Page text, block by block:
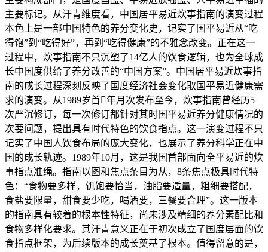
主要标记。从汗青维度看，中国居平易近炊事指南的演变过程
本色上是一部中国特色的养分变化史，记实了国平易近从“吃
得饱”到“吃得好”，再到“吃得健康”的不雅念改变。正在这一
过程中，炊事指南不只沉塑了14亿人的饮食逻辑，也为全球成
长中国度供给了养分改善的“中国方案”。中国居平易近炊事指
南的成长过程深刻反映了国度经济社会变化取国平易近健康需
求的演变。从1989岁首年月次发布至今，炊事指南曾经历5
次严沉修订，每一次修订都针对其时国平易近养分健康情况的
次要问题，提出具有时代特色的饮食指点。这一演变过程不只
记实了中国人饮食布局的庞大变化，也展示了养分科学正在中
国的成长轨迹。1989年10月，这是我国首部面向全平易近的炊
事指点准绳。指南以图和焦点条目为从，8条焦点极具时代特
色：“食物要多样，饥饱要恰当，油脂要适量，粗细要搭配，
食盐要限量，甜食要少吃，喝酒要，三餐要合理”。这一版本
的指南具有较着的根本性特征，尚未涉及精细的养分素配比和
食物多样化要求。其汗青意义正在于初次成立了国度层面的饮
食指点框架，为后续版本的成长奠基了根本。值得留意的是，